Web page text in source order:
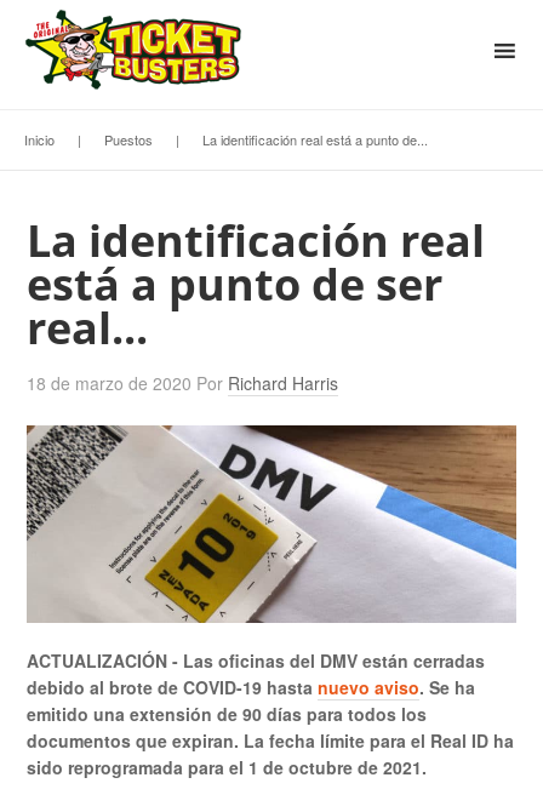
Inicio | Puestos | La identificación real está a punto de...
La identificación real
está a punto de ser
real...
18 de marzo de 2020 Por Richard Harris
ACTUALIZACIÓN - Las oficinas del DMV están cerradas
debido al brote de COVID-19 hastanuevo aviso. Se ha
emitido una extensión de 90 días para todos los
documentos que expiran. La fecha límite para el Real ID ha
sido reprogramada para el 1 de octubre de 2021.